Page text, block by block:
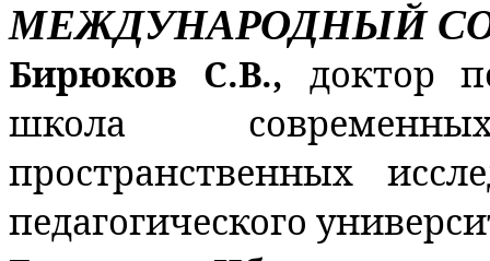
МЕЖДУНАРОДНЫЙ
Бирюков С.В., доктор
школа
пространственных
педагогического